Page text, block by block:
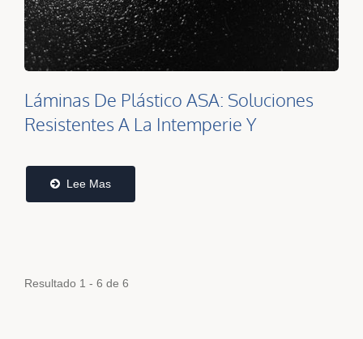
Láminas De Plástico ASA: Soluciones
Resistentes A La Intemperie Y
Aire Libre | Ta Fu Chi
Lee Mas
Resultado 1 - 6 de 6